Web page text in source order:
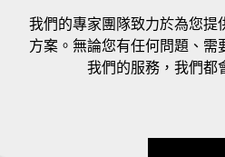
我們的專家團隊致力於為您提
方案。無論您有任何問題、
我們的服務，我們都